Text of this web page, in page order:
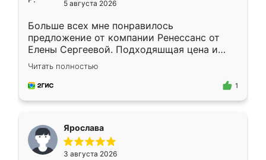
5 августа 2026
Больше всех мне понравилось
предложение от компании Ренессанс от
Елены Сергеевой. Подходяшщая цена и
короткие сроки изготовления. Приехавший
для замера сотрудник Владислав
предложил по моему эскизу самый
Читать полностью
1
Ярослава
3 августа 2026